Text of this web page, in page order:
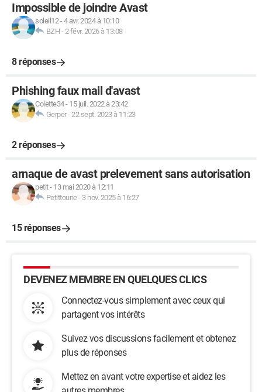
Impossible de joindre Avast
soleil12-4 avr. 2024 à 10:10
BZH -2 févr. 2026 à 13:08
8 réponses
Phishing faux mail d'avast
Colette34- 15 juil. 2022 à 23:42
Gerper-22 sept. 2023 à 11:23
2 réponses
arnaque de avast prelevement sans autorisation
petit- 13 mai 2020 à 12:11
Petittoune- 3 nov. 2025 à 16:27
15 réponses
DEVENEZ MEMBRE EN QUELQUES CLICS
Connectez-vous simplement avec ceux qui
partagent vos intérêts
Suivez vos discussions facilement et obtenez
plus de réponses
Mettez en avant votre expertise et aidez les